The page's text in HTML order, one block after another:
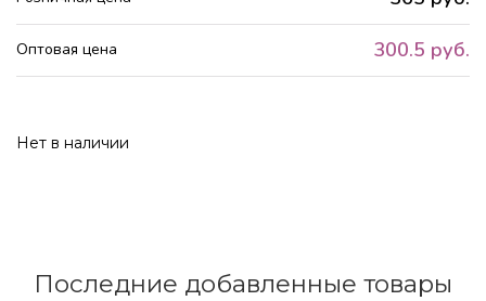
Оптовая цена 300.5 руб.
Нет в наличии
Последние добавленные товары